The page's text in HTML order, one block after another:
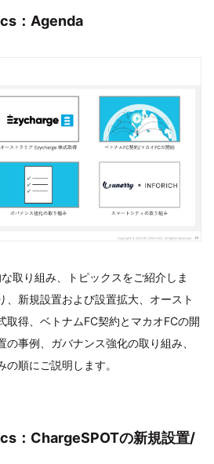
：Agenda
取り組み、トピックスをご紹介しま
、新規設置および設置拡大、オースト
得、ベトナムFC契約とマカオFCの開
事例、ガバナンス強化の取り組み、
順にご説明します。
：ChargeSPOTの新規設置/